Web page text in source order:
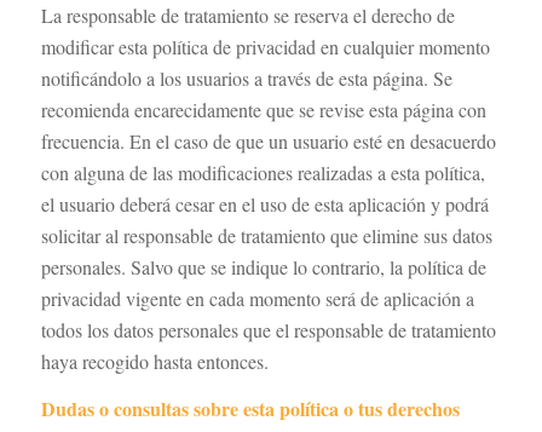
La responsable de tratamiento se reserva el derecho de
modificar esta política de privacidad en cualquier momento
notificándolo a los usuarios a través de esta página. Se
recomienda encarecidamente que se revise esta página con
frecuencia. En el caso de que un usuario esté en desacuerdo
con alguna de las modificaciones realizadas a esta política,
el usuario deberá cesar en el uso de esta aplicación y podrá
solicitar al responsable de tratamiento que elimine sus datos
personales. Salvo que se indique lo contrario, la política de
privacidad vigente en cada momento será de aplicación a
todos los datos personales que el responsable de tratamiento
haya recogido hasta entonces.
Dudas o consultas sobre esta política o tus derechos